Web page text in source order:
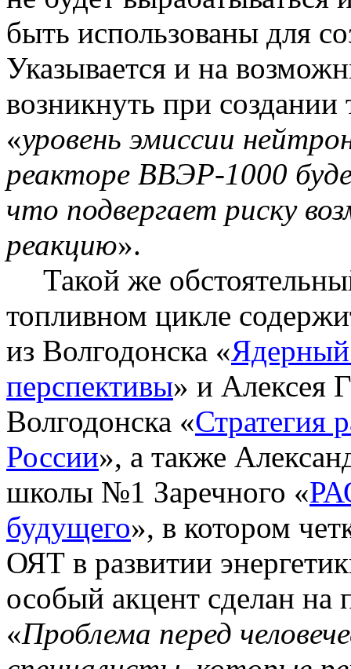
быть использованы для
Указывается и на
возникнуть при
«уровень эмиссии
реакторе ВВЭР-1000
что подвергает риску
реакцию».
Такой же
топливном цикле
из Волгодонска «
перспективы» и Алексея
Волгодонска «Стратегия
России», а также
школы №1 Заречного «
будущего», в котором
ОЯТ в развитии
особый акцент сделан на
«Проблема перед